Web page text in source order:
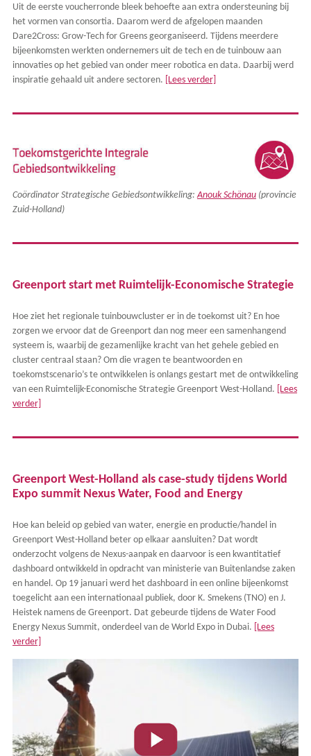
Uit de eerste voucherronde bleek behoefte aan extra ondersteuning bij
het vormen van consortia. Daarom werd de afgelopen maanden
Dare2Cross: Grow-Tech for Greens georganiseerd. Tijdens meerdere
bijeenkomsten werkten ondernemers uit de tech en de tuinbouw aan
innovaties op het gebied van onder meer robotica en data. Daarbij werd
inspiratie gehaald uit andere sectoren.
[Lees verder]
Coördinator Strategische Gebiedsontwikkeling:Anouk Schönau (provincie
Zuid-Holland)
Greenport start met Ruimtelijk-Economische Strategie
Hoe ziet het regionale tuinbouwcluster er in de toekomst uit? En hoe
zorgen we ervoor dat de Greenport dan nog meer een samenhangend
systeem is, waarbij de gezamenlijke kracht van het gehele gebied en
cluster centraal staan? Om die vragen te beantwoorden en
toekomstscenario’s te ontwikkelen is onlangs gestart met de ontwikkeling
van een Ruimtelijk-Economische Strategie Greenport West-Holland. [Lees
verder]
Greenport West-Holland als case-study tijdens World
Expo summit Nexus Water, Food and Energy
Hoe kan beleid op gebied van water, energie en productie/handel in
Greenport West-Holland beter op elkaar aansluiten? Dat wordt
onderzocht volgens de Nexus-aanpak en daarvoor is een kwantitatief
dashboard ontwikkeld in opdracht van ministerie van Buitenlandse zaken
en handel. Op 19 januari werd het dashboard in een online bijeenkomst
toegelicht aan een internationaal publiek, door K. Smekens (TNO) en J.
Heistek namens de Greenport. Dat gebeurde tijdens de Water Food
Energy Nexus Summit, onderdeel van de World Expo in Dubai. [Lees
verder]